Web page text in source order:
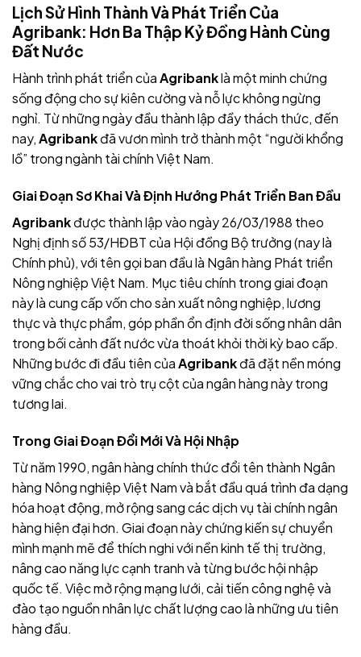
Lịch Sử Hình Thành Và Phát Triển Của
Agribank: Hơn Ba Thập Kỷ Đồng Hành Cùng
Đất Nước
Hành trình phát triển củaAgribanklà một minh chứng
sống động cho sự kiên cường và nỗ lực không ngừng
nghỉ. Từ những ngày đầu thành lập đầy thách thức, đến
nay,Agribankđã vươn mình trở thành một “người khổng
lồ” trong ngành tài chính Việt Nam.
Giai Đoạn Sơ Khai Và Định Hướng Phát Triển Ban Đầu
Agribankđược thành lập vào ngày 26/03/1988 theo
Nghị định số 53/HĐBT của Hội đồng Bộ trưởng (nay là
Chính phủ), với tên gọi ban đầu là Ngân hàng Phát triển
Nông nghiệp Việt Nam. Mục tiêu chính trong giai đoạn
này là cung cấp vốn cho sản xuất nông nghiệp, lương
thực và thực phẩm, góp phần ổn định đời sống nhân dân
trong bối cảnh đất nước vừa thoát khỏi thời kỳ bao cấp.
Những bước đi đầu tiên củaAgribankđã đặt nền móng
vững chắc cho vai trò trụ cột của ngân hàng này trong
tương lai.
Trong Giai Đoạn Đổi Mới Và Hội Nhập
Từ năm 1990, ngân hàng chính thức đổi tên thành Ngân
hàng Nông nghiệp Việt Nam và bắt đầu quá trình đa dạng
hóa hoạt động, mở rộng sang các dịch vụ tài chính ngân
hàng hiện đại hơn. Giai đoạn này chứng kiến sự chuyển
mình mạnh mẽ để thích nghi với nền kinh tế thị trường,
nâng cao năng lực cạnh tranh và từng bước hội nhập
quốc tế. Việc mở rộng mạng lưới, cải tiến công nghệ và
đào tạo nguồn nhân lực chất lượng cao là những ưu tiên
hàng đầu.